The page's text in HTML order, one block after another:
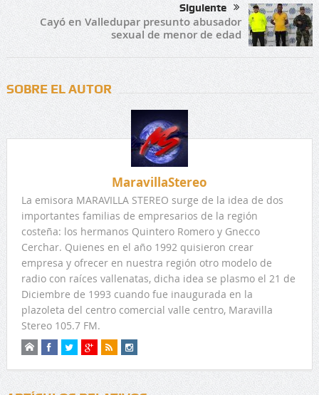
Siguiente
Cayó en Valledupar presunto abusador
sexual de menor de edad
SOBRE EL AUTOR
MaravillaStereo
La emisora MARAVILLA STEREO surge de la idea de dos
importantes familias de empresarios de la región
costeña: los hermanos Quintero Romero y Gnecco
Cerchar. Quienes en el año 1992 quisieron crear
empresa y ofrecer en nuestra región otro modelo de
radio con raíces vallenatas, dicha idea se plasmo el 21 de
Diciembre de 1993 cuando fue inaugurada en la
plazoleta del centro comercial valle centro, Maravilla
Stereo 105.7 FM.